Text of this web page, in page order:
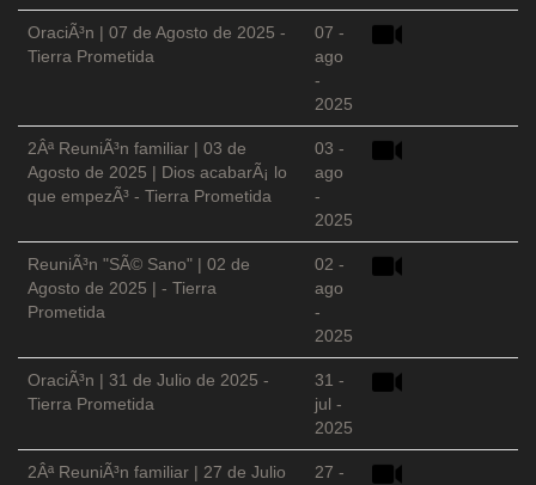
OraciÃ³n | 07 de Agosto de 2025 -
Tierra Prometida
07 -
ago
-
2025
2Âª ReuniÃ³n familiar | 03 de
Agosto de 2025 | Dios acabarÃ¡ lo
que empezÃ³ - Tierra Prometida
03 -
ago
-
2025
ReuniÃ³n "SÃ© Sano" | 02 de
Agosto de 2025 | - Tierra
Prometida
02 -
ago
-
2025
OraciÃ³n | 31 de Julio de 2025 -
Tierra Prometida
31 -
jul -
2025
2Âª ReuniÃ³n familiar | 27 de Julio
27 -